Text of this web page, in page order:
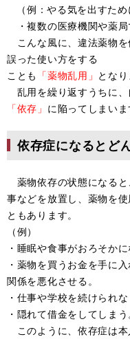
（例：やる気を出すため
・複数の医療機関や薬局
こんな風に、違法薬物
誤った使い方をする
ことも 「薬物乱用」 となり
乱用を繰り返すうちに、
「依存」 に陥ってしまいま
依存症になるとど
薬物依存の状態になる
事などを放置し、薬物を
ともあります。
（例）
・睡眠や食事がおろそか
・薬物を買うお金を手に
関係を悪化させる。
・仕事や学校を続けられな
・隠れて借金をしてしまう
このように、依存症は